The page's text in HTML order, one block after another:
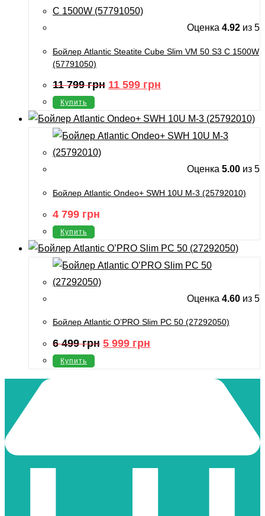
Оценка 4.92 из 5
Бойлер Atlantic Steatite Cube Slim VM 50 S3 C 1500W
(57791050)
11 799грн Первоначальная
цена
11
799
грн.
11 599 грн
цена:
599
грн.
Купить
Оценка 5.00 из 5
Бойлер Atlantic Ondeo+ SWH 10U M-3 (25792010)
4 799 грн
Купить
Оценка 4.60 из 5
Бойлер Atlantic O’PRO Slim PC 50 (27292050)
6 499грн Первоначальная
цена
5 999 грн
цена:
Купить